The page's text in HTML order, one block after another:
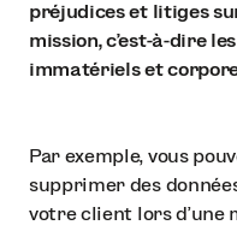
préjudices et litiges
mission, c’est-à-dire
immatériels et
Par exemple, vous
supprimer des
votre client lors d’une